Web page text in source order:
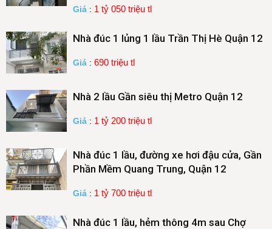
Giá : 1 tỷ 050 triệu tl
Nhà đúc 1 lủng 1 lầu Trần Thị Hè Quận 12
Giá : 690 triệu tl
Nhà 2 lầu Gần siêu thị Metro Quận 12
Giá : 1 tỷ 200 triệu tl
Nhà đúc 1 lầu, đường xe hơi đậu cửa, Gần
Phần Mềm Quang Trung, Quận 12
Giá : 1 tỷ 700 triệu tl
Nhà đúc 1 lầu, hẻm thông 4m sau Chợ